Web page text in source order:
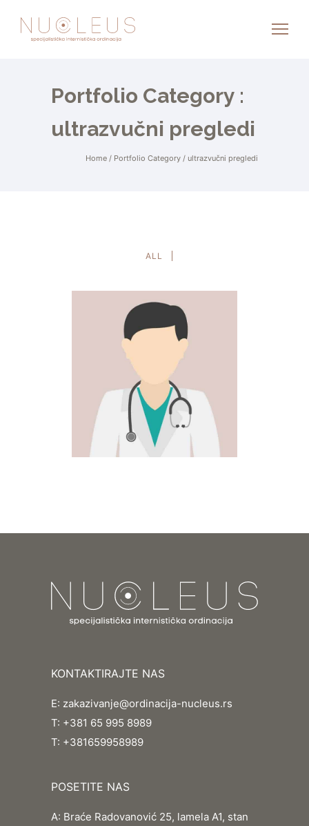
Portfolio Category :
ultrazvučni pregledi
Home / Portfolio Category / ultrazvučni pregledi
ALL
Dr Srđan Arsenović
Radiologija·ultrazvučni pregledi
KONTAKTIRAJTE NAS
E: zakazivanje@ordinacija-nucleus.rs
T: +381 65 995 8989
T: +381659958989
POSETITE NAS
A: Braće Radovanović 25, lamela A1, stan